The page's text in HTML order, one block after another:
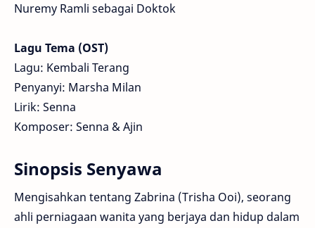
Nuremy Ramli sebagai Doktok
Lagu Tema (OST)
Lagu: Kembali Terang
Penyanyi: Marsha Milan
Lirik: Senna
Komposer: Senna & Ajin
Sinopsis Senyawa
Mengisahkan tentang Zabrina (Trisha Ooi), seorang
ahli perniagaan wanita yang berjaya dan hidup dalam